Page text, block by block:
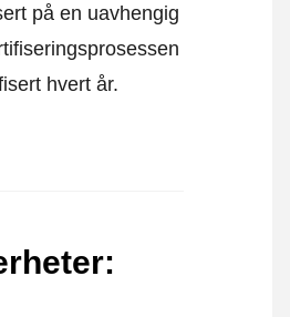
på en uavhengig
hvert år.
: